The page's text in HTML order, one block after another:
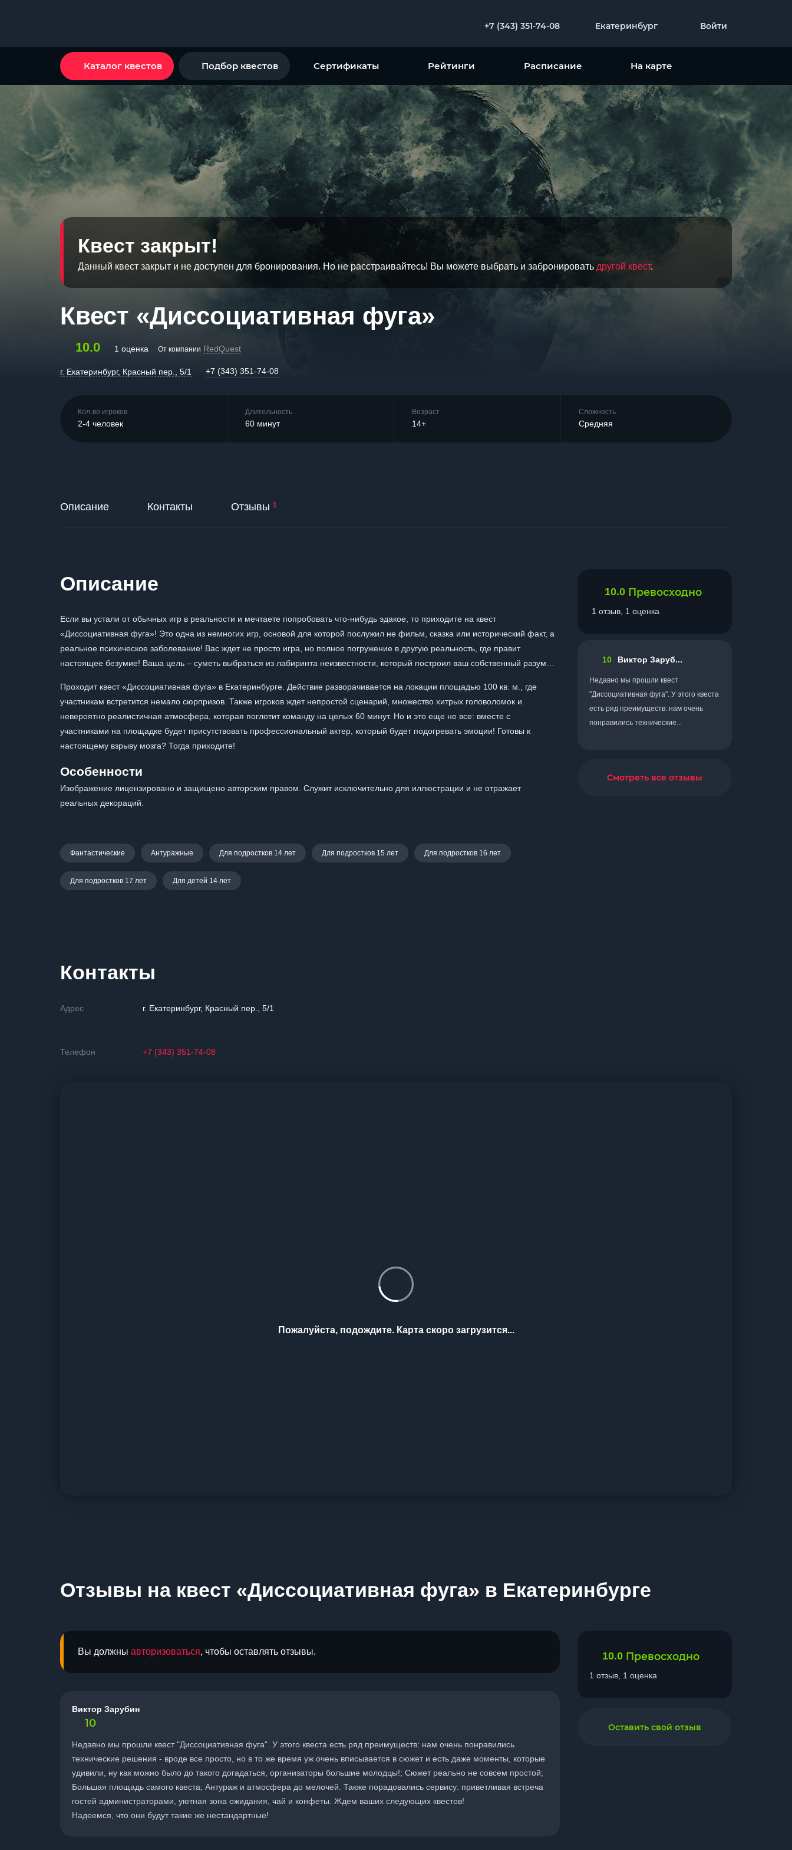
+7 (343) 351-74-08 Екатеринбург Войти
Каталог квестов Подбор квестов Сертификаты Рейтинги Расписание На карте
Квест закрыт!
Данный квест закрыт и не доступен для бронирования. Но не расстраивайтесь! Вы можете выбрать и забронировать другой квест.
Квест «Диссоциативная фуга»
10.0 1 оценка От компании RedQuest
г. Екатеринбург, Красный пер., 5/1 +7 (343) 351-74-08
Кол-во игроков
2-4 человек
Длительность
60 минут
Возраст
14+
Сложность
Средняя
Описание Контакты Отзывы 1
Описание
Если вы устали от обычных игр в реальности и мечтаете попробовать что-нибудь эдакое, то приходите на квест
«Диссоциативная фуга»! Это одна из немногих игр, основой для которой послужил не фильм, сказка или исторический факт, а
реальное психическое заболевание! Вас ждет не просто игра, но полное погружение в другую реальность, где правит
настоящее безумие! Ваша цель – суметь выбраться из лабиринта неизвестности, который построил ваш собственный разум…
Проходит квест «Диссоциативная фуга» в Екатеринбурге. Действие разворачивается на локации площадью 100 кв. м., где
участникам встретится немало сюрпризов. Также игроков ждет непростой сценарий, множество хитрых головоломок и
невероятно реалистичная атмосфера, которая поглотит команду на целых 60 минут. Но и это еще не все: вместе с
участниками на площадке будет присутствовать профессиональный актер, который будет подогревать эмоции! Готовы к
настоящему взрыву мозга? Тогда приходите!
Особенности
Изображение лицензировано и защищено авторским правом. Служит исключительно для иллюстрации и не отражает
реальных декораций.
Фантастические Антуражные Для подростков 14 лет Для подростков 15 лет Для подростков 16 лет
Для подростков 17 лет Для детей 14 лет
10.0 Превосходно
1 отзыв, 1 оценка
10 Виктор Заруб...
Недавно мы прошли квест
"Диссоциативная фуга". У этого квеста
есть ряд преимуществ: нам очень
понравились технические...
Смотреть все отзывы
Контакты
Адрес г. Екатеринбург, Красный пер., 5/1
Телефон +7 (343) 351-74-08
Пожалуйста, подождите. Карта скоро загрузится...
Отзывы на квест «Диссоциативная фуга» в Екатеринбурге
Вы должны авторизоваться, чтобы оставлять отзывы.
Виктор Зарубин
10
Недавно мы прошли квест "Диссоциативная фуга". У этого квеста есть ряд преимуществ: нам очень понравились
технические решения - вроде все просто, но в то же время уж очень вписывается в сюжет и есть даже моменты, которые
удивили, ну как можно было до такого догадаться, организаторы большие молодцы!; Сюжет реально не совсем простой;
Большая площадь самого квеста; Антураж и атмосфера до мелочей. Также порадовались сервису: приветливая встреча
гостей администраторами, уютная зона ожидания, чай и конфеты. Ждем ваших следующих квестов!
Надеемся, что они будут такие же нестандартные!
10.0 Превосходно
1 отзыв, 1 оценка
Оставить свой отзыв